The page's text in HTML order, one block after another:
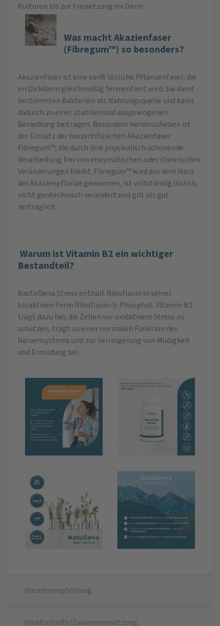
Kulturen bis zur Freisetzung im Darm.
Was macht Akazienfaser
(Fibregum™) so besonders?
Akazienfaser ist eine sanft lösliche Pflanzenfaser, die
im Dickdarm gleichmäßig fermentiert wird. Sie dient
bestimmten Bakterien als Nahrungsquelle und kann
dadurch zu einer stabilen und ausgewogenen
Besiedlung beitragen. Besonders hervor­zuheben ist
der Einsatz der biozertifizierten Akazienfaser
Fibregum™, die durch ihre physikalisch schonende
Verarbeitung frei von enzymatischen oder chemischen
Veränderungen bleibt. Fibregum™ wird aus dem Harz
der Aka­zienpflanze gewonnen, ist vollständig löslich,
nicht gentechnisch verändert und gilt als gut
verträglich.
Warum ist Vitamin B2 ein wichtiger
Bestandteil?
BactoGena Stress enthält Riboflavin in seiner
bioaktiven Form Riboflavin-5-Phosphat. Vitamin B2
trägt dazu bei, die Zellen vor oxidativem Stress zu
schützen, trägt zu einer normalen Funktion des
Nervensystems und zur Verringerung von Müdigkeit
und Ermüdung bei.
Verzehrempfehlung
Inhaltsstoffe/Zusammensetzung